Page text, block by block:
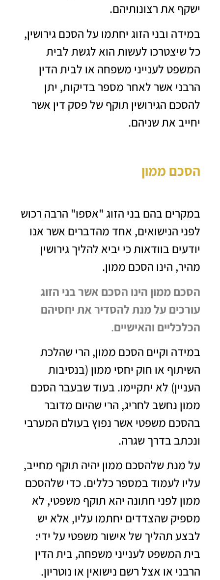
ישקף את רצונותיהם.
במידה ובני הזוג יחתמו על הסכם גירושין,
כל שיצטרכו לעשות הוא לגשת לבית
המשפט לענייני משפחה או לבית הדין
הרבני אשר לאחר מספר בדיקות, יתן
להסכם הגירושין תוקף של פסק דין אשר
יחייב את שניהם.
הסכם ממון
במקרים בהם בני הזוג "אספו" הרבה רכוש
לפני הנישואים, אחד מהדברים אשר אנו
יודעים בוודאות כי יביא להליך גירושין
מהיר, הינו הסכם ממון.
הסכם ממון הינו הסכם אשר בני הזוג
עורכים על מנת להסדיר את יחסיהם
הכלכליים והאישיים.
במידה וקיים הסכם ממון, הרי שהלכת
השיתוף או חוק יחסי ממון (בנסיבות
העניין) לא יתקיימו. בעוד שבעבר הסכם
ממון נחשב לחריג, הרי שהיום מדובר
בהסכם משפטי אשר נפוץ בעולם המערבי
ונכתב בדרך שגרה.
על מנת שלהסכם ממון יהיה תוקף מחייב,
עליו לעמוד במספר כללים. כדי שלהסכם
ממון לפני חתונה יהא תוקף משפטי, לא
מספיק שהצדדים יחתמו עליו, אלא יש
לבצע תהליך של אישור משפטי על ידי:
בית המשפט לענייני משפחה, בית הדין
הרבני או אצל רשם נישואין או נוטריון.